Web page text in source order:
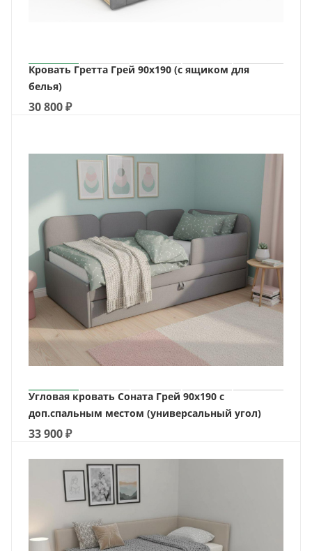
Кровать Гретта Грей 90х190 (c ящиком для
белья)
30 800₽
Угловая кровать Соната Грей 90х190 с
доп.спальным местом (универсальный угол)
33 900₽